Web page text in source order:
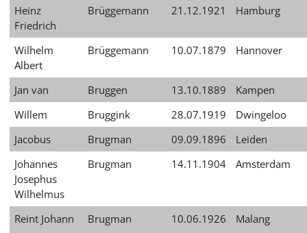
Heinz
Friedrich
Brüggemann 21.12.1921 Hamburg
Wilhelm
Albert
Brüggemann 10.07.1879 Hannover
Jan van Bruggen 13.10.1889
Kampen
Willem
Bruggink 28.07.1919
Dwingeloo
Jacobus
Brugman 09.09.1896
Leiden
Johannes
Josephus
Wilhelmus
Brugman 14.11.1904 Amsterdam
Reint Johann Brugman 10.06.1926 Malang